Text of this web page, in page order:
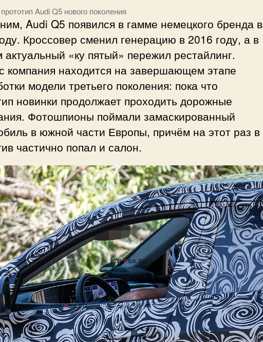
Audi Q5 нового поколения
Audi Q5 появился в гамме немецкого бренда в
Кроссовер сменил генерацию в 2016 году, а в
актуальный «ку пятый» пережил рестайлинг.
компания находится на завершающем этапе
модели третьего поколения: пока что
новинки продолжает проходить дорожные
Фотошпионы поймали замаскированный
в южной части Европы, причём на этот раз в
частично попал и салон.